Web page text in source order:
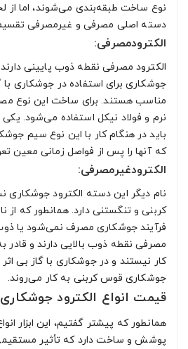
نوع ساخت طبقه‌بندی می‌شوند، اما از
دسته اصلی مصرفی و غیرمصرفی
الکترودمصرفی:
الکترود مصرفی نقطه ذوب پایینی
مناسب هستند. برای ساخت این نوع
نرم و فولاد نیکل استفاده می‌شود. یکی
باید در هنگام کار با این نوع سیم
که آنها را پس از فواصل زمانی معین
الکترودغیرمصرفی:
نام دیگر این دسته الکترود
کربنی و تنگستنی دارد. همانطور که از
فرآیند جوشکاری مصرف نمی‌شود یا ذوب
مصرفی نقطه ذوب بالایی دارند و
جوشکاری قوس کربنی به کار می‌روند.
قیمت انواع الکترود جوشکاری
همانطور که پیشتر گفتیم، این ابزار
پوشش و ساخت دارد که تأثیر